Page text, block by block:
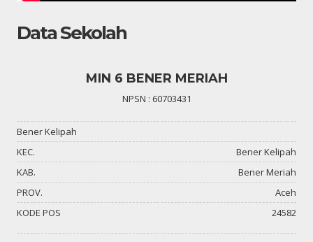
Data Sekolah
MIN 6 BENER MERIAH
NPSN : 60703431
Bener Kelipah
KEC.
Bener Kelipah
KAB.
Bener Meriah
PROV.
Aceh
KODE POS
24582